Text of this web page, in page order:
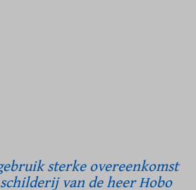
sterke overeenkomst
van de heer Hobo